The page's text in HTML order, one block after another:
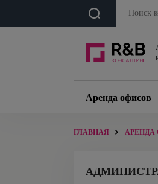
Аренда офисов
ГЛАВНАЯ АРЕНДА